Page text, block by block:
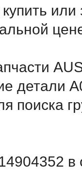
или
детали
поиска
в